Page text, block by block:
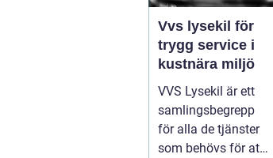
Vvs lysekil för
trygg service i
kustnära miljö
VVS Lysekil är ett
samlingsbegrepp
för alla de tjänster
som behövs för att